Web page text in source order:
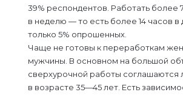
39% респондентов. Работать более
в неделю — то есть более 14 часов в
только 5% опрошенных.
Чаще не готовы к переработкам
мужчины. В основном на большой
сверхурочной работы соглашаются
в возрасте 35—45 лет. Есть